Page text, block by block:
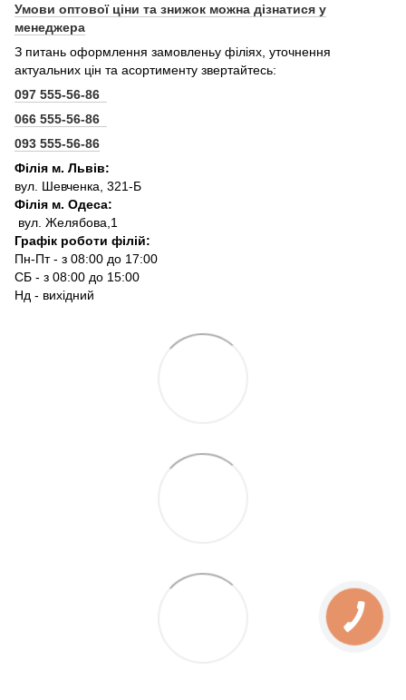
Умови оптової ціни та знижок можна дізнатися у
менеджера
З питань оформлення замовленьу філіях, уточнення
актуальних цін та асортименту звертайтесь:
097 555-56-86
066 555-56-86
093 555-56-86
Філія м. Львів:
вул. Шевченка, 321-Б
Філія м. Одеса:
вул. Желябова,1
Графік роботи філій:
Пн-Пт - з 08:00 до 17:00
СБ - з 08:00 до 15:00
Нд - вихідний